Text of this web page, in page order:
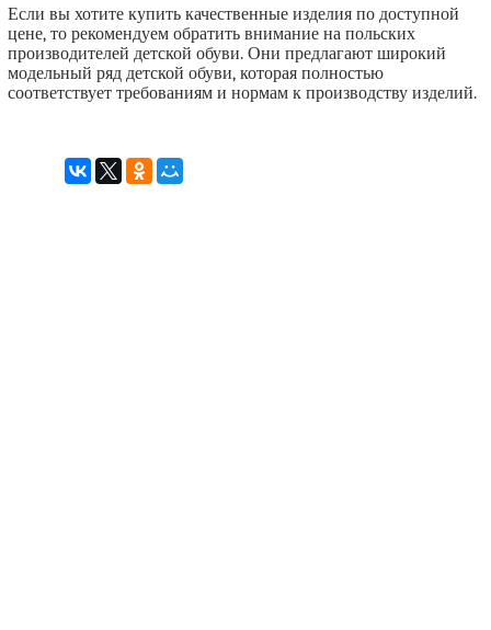
Если вы хотите купить качественные изделия по доступной
цене, то рекомендуем обратить внимание на польских
производителей детской обуви. Они предлагают широкий
модельный ряд детской обуви, которая полностью
соответствует требованиям и нормам к производству изделий.